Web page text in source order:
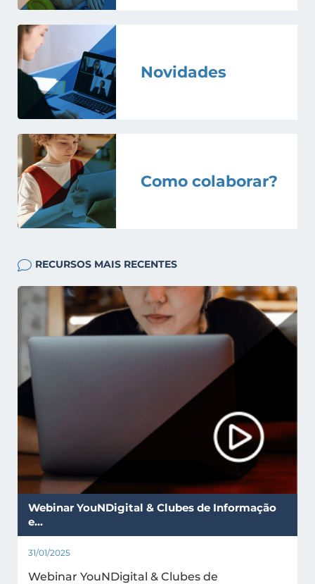
Novidades
Como colaborar?
RECURSOS MAIS RECENTES
Webinar YouNDigital & Clubes de Informação
e…
31/01/2025
Webinar YouNDigital & Clubes de